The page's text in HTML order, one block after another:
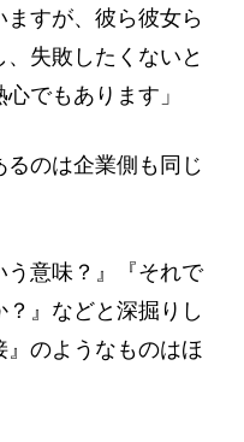
ますが、彼ら彼女ら
失敗したくないと
でもあります」
るのは企業側も同じ
う意味？』『それで
』などと深掘りし
のようなものはほ